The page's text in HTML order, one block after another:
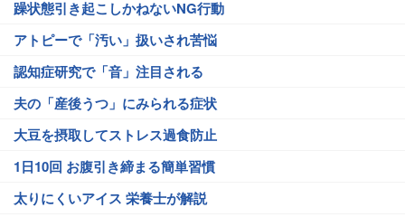
躁状態引き起こしかねないNG行動
アトピーで「汚い」扱いされ苦悩
認知症研究で「音」注目される
夫の「産後うつ」にみられる症状
大豆を摂取してストレス過食防止
1日10回 お腹引き締まる簡単習慣
太りにくいアイス 栄養士が解説